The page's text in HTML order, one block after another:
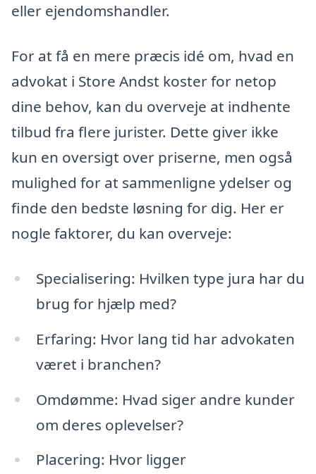
eller ejendomshandler.
For at få en mere præcis idé om, hvad en
advokat i Store Andst koster for netop
dine behov, kan du overveje at indhente
tilbud fra flere jurister. Dette giver ikke
kun en oversigt over priserne, men også
mulighed for at sammenligne ydelser og
finde den bedste løsning for dig. Her er
nogle faktorer, du kan overveje:
Specialisering: Hvilken type jura har du
brug for hjælp med?
Erfaring: Hvor lang tid har advokaten
været i branchen?
Omdømme: Hvad siger andre kunder
om deres oplevelser?
Placering: Hvor ligger